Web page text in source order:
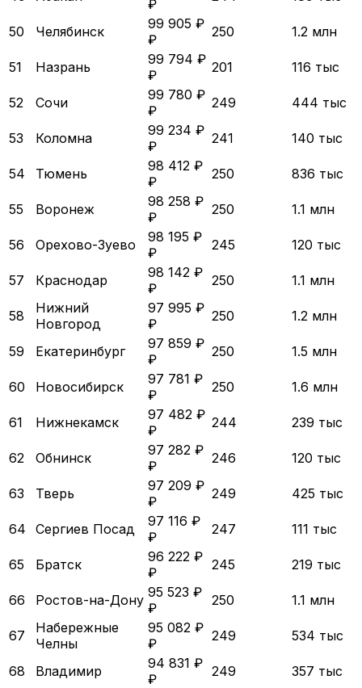
₽
50 Челябинск
99 905 ₽
₽
250 1.2 млн
51 Назрань
99 794 ₽
₽
201 116 тыс
52 Сочи
99 780 ₽
₽
249 444 тыс
53 Коломна
99 234 ₽
₽
241 140 тыс
54 Тюмень
98 412 ₽
₽
250 836 тыс
55 Воронеж
98 258 ₽
₽
250 1.1 млн
56 Орехово-Зуево
98 195 ₽
₽
245 120 тыс
57 Краснодар
98 142 ₽
₽
250 1.1 млн
58
Нижний
Новгород
97 995 ₽
₽
250 1.2 млн
59 Екатеринбург
97 859 ₽
₽
250 1.5 млн
60 Новосибирск
97 781 ₽
₽
250 1.6 млн
61 Нижнекамск
97 482 ₽
₽
244 239 тыс
62 Обнинск
97 282 ₽
₽
246 120 тыс
63 Тверь
97 209 ₽
₽
249 425 тыс
64 Сергиев Посад
97 116 ₽
₽
247 111 тыс
65 Братск
96 222 ₽
₽
245 219 тыс
66 Ростов-на-Дону 95 523 ₽
₽
250 1.1 млн
67
Набережные
Челны
95 082 ₽
₽
249 534 тыс
68 Владимир
94 831 ₽
₽
249 357 тыс